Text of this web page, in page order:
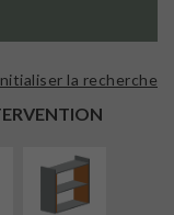
la recherche
ISOLATION
INTÉRIEURE
SURÉLÉVATION
EXTENSION